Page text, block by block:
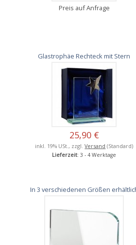
Preis auf Anfrage
Glastrophäe Rechteck mit Stern
25,90 €
inkl. 19% USt., zzgl.Versand (Standard)
Lieferzeit: 3 - 4 Werktage
In 3 verschiedenen Größen